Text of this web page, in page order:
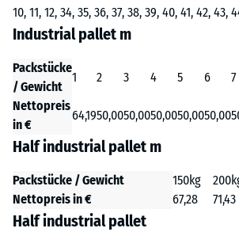
10, 11, 12, 34, 35, 36, 37, 38, 39, 40, 41, 42, 43,
Industrial pallet m
Packstücke
/ Gewicht
1 2 3 4 5 6 7
Nettopreis
in €
64,1950,0050,0050,0050,0050,00
Half industrial pallet m
Packstücke / Gewicht 150kg
Nettopreis in €
67,28 71,43
Half industrial pallet